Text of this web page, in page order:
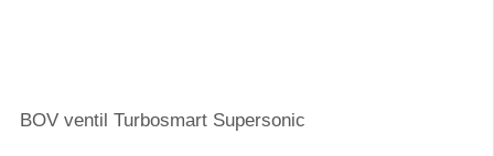
BOV ventil Turbosmart Supersonic